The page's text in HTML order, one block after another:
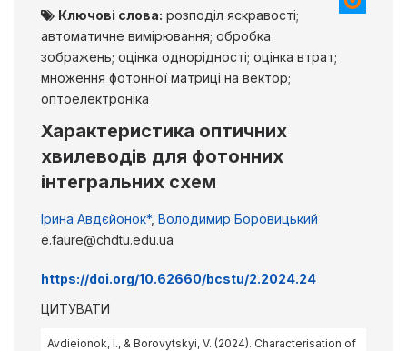
Ключові слова: розподіл яскравості;
автоматичне вимірювання; обробка
зображень; оцінка однорідності; оцінка втрат;
множення фотонної матриці на вектор;
оптоелектроніка
Характеристика оптичних
хвилеводів для фотонних
інтегральних схем
Ірина Авдєйонок*, Володимир Боровицький
e.faure@chdtu.edu.ua
https://doi.org/10.62660/bcstu/2.2024.24
ЦИТУВАТИ
Avdieionok, І., & Borovytskyi, V. (2024). Characterisation of